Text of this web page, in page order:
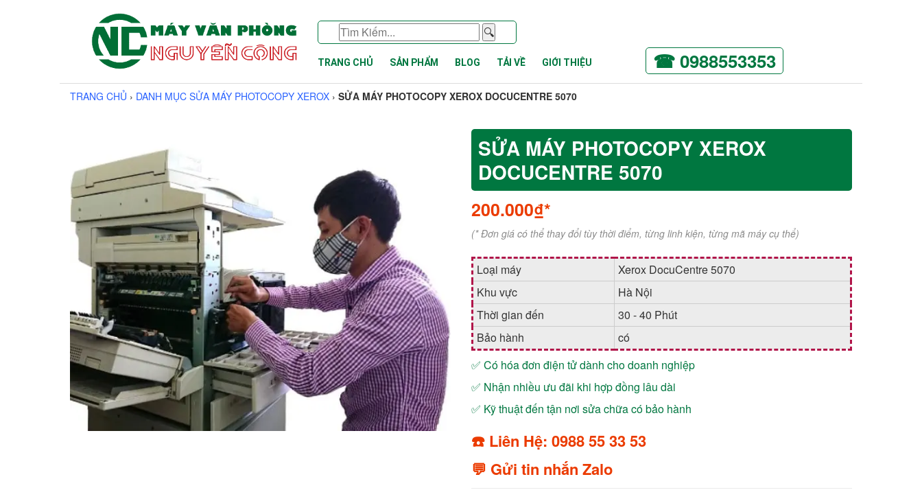
🔍
TRANG CHỦ SẢN PHẨM BLOG TẢI VỀ GIỚI THIỆU ☎ 0988553353
TRANG CHỦ › DANH MỤC SỬA MÁY PHOTOCOPY XEROX › SỬA MÁY PHOTOCOPY XEROX DOCUCENTRE 5070
SỬA MÁY PHOTOCOPY XEROX
DOCUCENTRE 5070
200.000₫*
(* Đơn giá có thể thay đổi tùy thời điểm, từng linh kiện, từng mã máy cụ thể)
Loại máy
Xerox DocuCentre 5070
Khu vực
Hà Nội
Thời gian đến
30 - 40 Phút
Bảo hành
có
✅ Có hóa đơn điện tử dành cho doanh nghiệp
✅ Nhận nhiều ưu đãi khi hợp đồng lâu dài
✅ Kỹ thuật đến tận nơi sửa chữa có bảo hành
☎️ Liên Hệ: 0988 55 33 53
💬 Gửi tin nhắn Zalo